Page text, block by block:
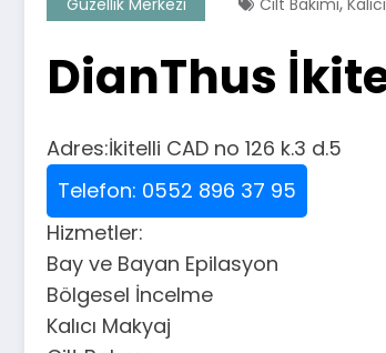
DianThus
Adres:İkitelli CAD no 126 k.3 d.5
Telefon: 0552 896 37 95
Hizmetler:
Bay ve Bayan Epilasyon
Bölgesel İncelme
Kalıcı Makyaj